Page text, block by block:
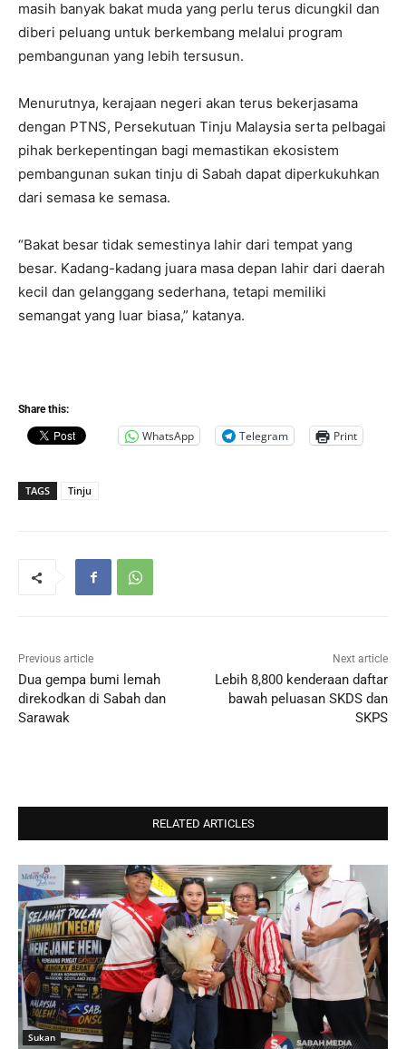
masih banyak bakat muda yang perlu terus dicungkil dan
diberi peluang untuk berkembang melalui program
pembangunan yang lebih tersusun.
Menurutnya, kerajaan negeri akan terus bekerjasama
dengan PTNS, Persekutuan Tinju Malaysia serta pelbagai
pihak berkepentingan bagi memastikan ekosistem
pembangunan sukan tinju di Sabah dapat diperkukuhkan
dari semasa ke semasa.
“Bakat besar tidak semestinya lahir dari tempat yang
besar. Kadang-kadang juara masa depan lahir dari daerah
kecil dan gelanggang sederhana, tetapi memiliki
semangat yang luar biasa,” katanya.
Share this:
WhatsApp Telegram Print
TAGS Tinju
Previous article
Dua gempa bumi lemah
direkodkan di Sabah dan
Sarawak
Next article
Lebih 8,800 kenderaan daftar
bawah peluasan SKDS dan
SKPS
RELATED ARTICLES
Sukan